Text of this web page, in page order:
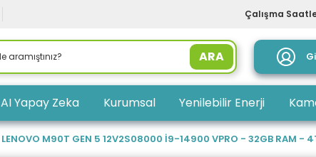
Çalışma
ARA
AI Yapay Zeka Kurumsal Yenilebilir Enerji
LENOVO M90T GEN 5 12V2S08000 İ9-14900 VPRO - 32GB RAM -